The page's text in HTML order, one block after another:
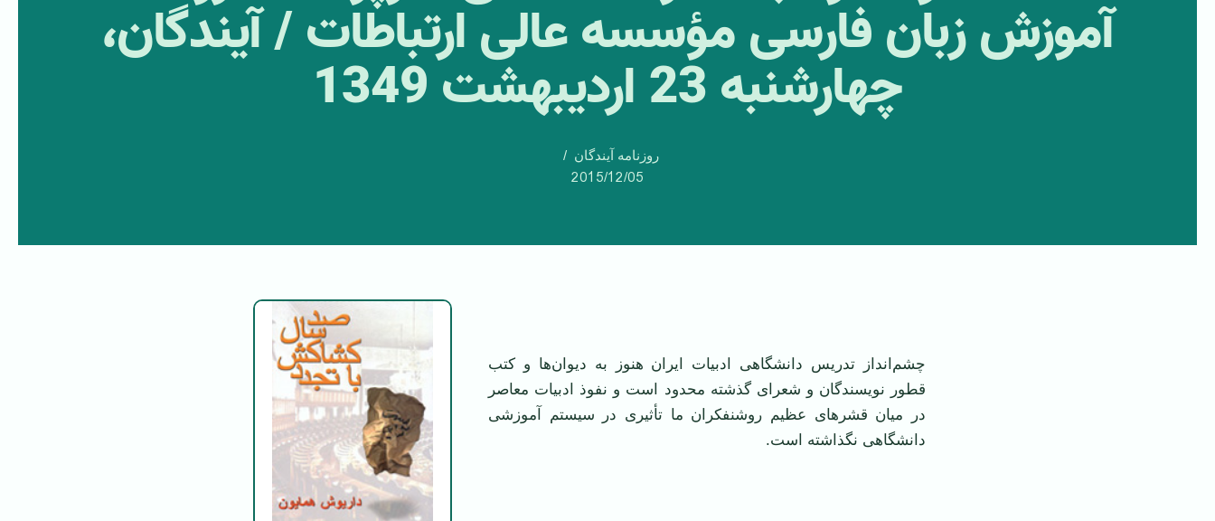
آموزش زبان فارسی مؤسسه عالی ارتباطات / آیندگان،
چهارشنبه 23 اردیبهشت 1349
روزنامه آیندگان
2015/12/05
چشم‌انداز تدریس دانشگاهی ادبیات ایران هنوز به دیوان‌ها و کتب
قطور نویسندگان و شعرای گذشته محدود است و نفوذ ادبیات معاصر
در میان قشرهای عظیم روشنفکران ما تأثیری در سیستم آموزشی
دانشگاهی نگذاشته است.